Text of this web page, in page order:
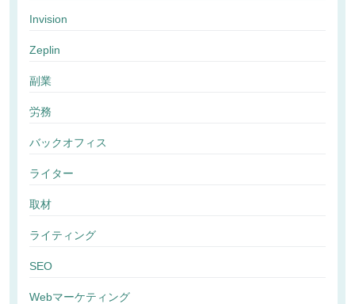
Invision
Zeplin
副業
労務
バックオフィス
ライター
取材
ライティング
SEO
Webマーケティング